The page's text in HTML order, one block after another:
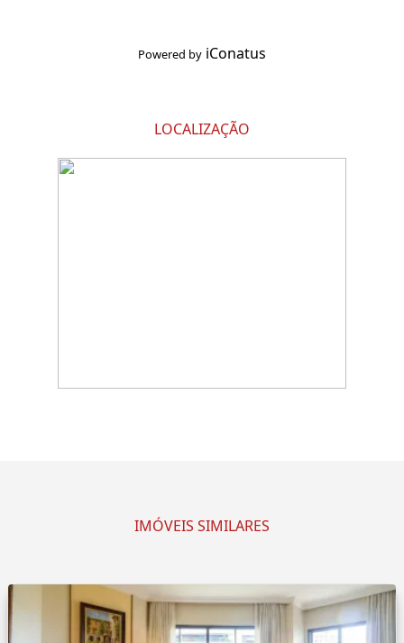
Powered by iConatus
LOCALIZAÇÃO
IMÓVEIS SIMILARES